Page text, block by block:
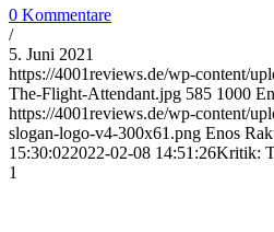
0 Kommentare
/
5. Juni 2021
https://4001reviews.de/wp-content/
The-Flight-Attendant.jpg 585 1000
https://4001reviews.de/wp-content/
slogan-logo-v4-300x61.png Enos
15:30:022022-02-08 14:51:26Kritik:
1